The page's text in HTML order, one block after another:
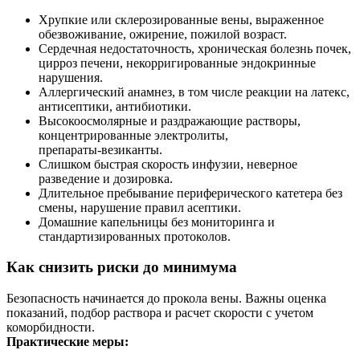
Хрупкие или склерозированные вены, выраженное
обезвоживание, ожирение, пожилой возраст.
Сердечная недостаточность, хроническая болезнь почек,
цирроз печени, некорригированные эндокринные
нарушения.
Аллергический анамнез, в том числе реакции на латекс,
антисептики, антибиотики.
Высокоосмолярные и раздражающие растворы,
концентрированные электролиты,
препараты‑везиканты.
Слишком быстрая скорость инфузии, неверное
разведение и дозировка.
Длительное пребывание периферического катетера без
смены, нарушение правил асептики.
Домашние капельницы без мониторинга и
стандартизированных протоколов.
Как снизить риски до минимума
Безопасность начинается до прокола вены. Важны оценка
показаний, подбор раствора и расчет скорости с учетом
коморбидности.
Практические меры: